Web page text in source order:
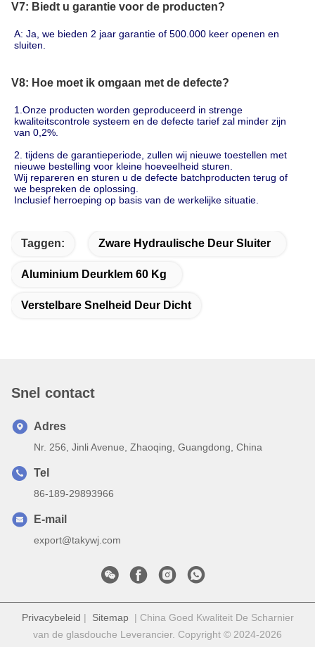
V7: Biedt u garantie voor de producten?
A: Ja, we bieden 2 jaar garantie of 500.000 keer openen en
sluiten.
V8: Hoe moet ik omgaan met de defecte?
1.Onze producten worden geproduceerd in strenge
kwaliteitscontrole systeem en de defecte tarief zal minder zijn
van 0,2%.
2. tijdens de garantieperiode, zullen wij nieuwe toestellen met
nieuwe bestelling voor kleine hoeveelheid sturen.
Wij repareren en sturen u de defecte batchproducten terug of
we bespreken de oplossing.
Inclusief herroeping op basis van de werkelijke situatie.
Taggen: Zware Hydraulische Deur Sluiter
Aluminium Deurklem 60 Kg
Verstelbare Snelheid Deur Dicht
Snel contact
Adres
Nr. 256, Jinli Avenue, Zhaoqing, Guangdong, China
Tel
86-189-29893966
E-mail
export@takywj.com
Privacybeleid | Sitemap| China Goed Kwaliteit De Scharnier
van de glasdouche Leverancier. Copyright © 2024-2026